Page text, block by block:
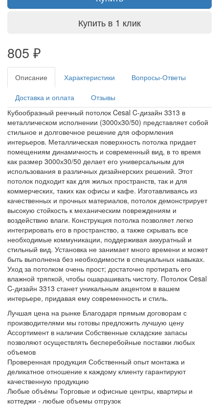
Купить в 1 клик
805 ₽
Описание Характеристики Вопросы-Ответы
Доставка и оплата
Отзывы
Кубообразный реечный потолок Cesal C-дизайн 3313 в
металлическом исполнении (3000х30/50) представляет собой
стильное и долговечное решение для оформления
интерьеров. Металлическая поверхность потолка придает
помещениям динамичность и современный вид, в то время
как размер 3000х30/50 делает его универсальным для
использования в различных дизайнерских решений. Этот
потолок подходит как для жилых пространств, так и для
коммерческих, таких как офисы и кафе. Изготавливаясь из
качественных и прочных материалов, потолок демонстрирует
высокую стойкость к механическим повреждениям и
воздействию влаги. Конструкция потолка позволяет легко
интегрировать его в пространство, а также скрывать все
необходимые коммуникации, поддерживая аккуратный и
стильный вид. Установка не занимает много времени и может
быть выполнена без необходимости в специальных навыках.
Уход за потолком очень прост; достаточно протирать его
влажной тряпкой, чтобы ошарашивать чистоту. Потолок Cesal
C-дизайн 3313 станет уникальным акцентом в вашем
интерьере, придавая ему современность и стиль.
Лучшая цена на рынке Благодаря прямым договорам с
производителями мы готовы предложить лучшую цену
Ассортимент в наличии Собственные складские запасы
позволяют осуществлять бесперебойные поставки любых
объемов
Проверенная продукция Собственный опыт монтажа и
деликатное отношение к каждому клиенту гарантируют
качественную продукцию
Любые объёмы Торговые и офисные центры, квартиры и
коттеджи - любые объемы отгрузок